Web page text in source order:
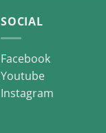
SOCIAL
Facebook
Youtube
Instagram